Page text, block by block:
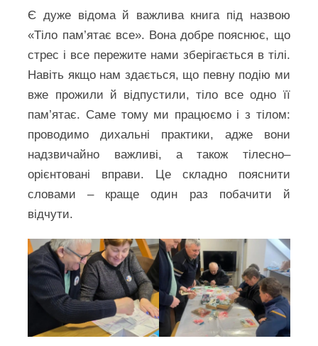
Є дуже відома й важлива книга під назвою
«Тіло пам’ятає все». Вона добре пояснює, що
стрес і все пережите нами зберігається в тілі.
Навіть якщо нам здається, що певну подію ми
вже прожили й відпустили, тіло все одно її
пам’ятає. Саме тому ми працюємо і з тілом:
проводимо дихальні практики, адже вони
надзвичайно важливі, а також тілесно–
орієнтовані вправи. Це складно пояснити
словами – краще один раз побачити й
відчути.